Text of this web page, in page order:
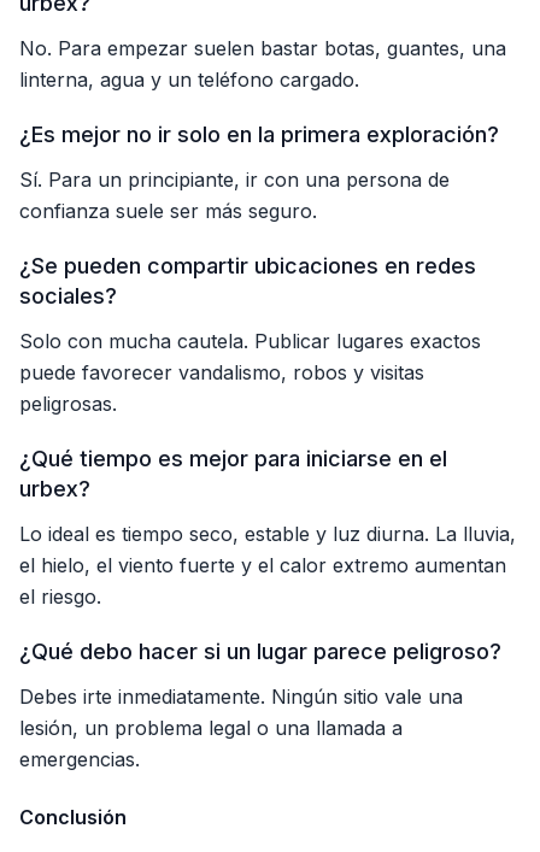
No. Para empezar suelen bastar botas, guantes, una
linterna, agua y un teléfono cargado.
¿Es mejor no ir solo en la primera exploración?
Sí. Para un principiante, ir con una persona de
confianza suele ser más seguro.
¿Se pueden compartir ubicaciones en redes
sociales?
Solo con mucha cautela. Publicar lugares exactos
puede favorecer vandalismo, robos y visitas
peligrosas.
¿Qué tiempo es mejor para iniciarse en el
urbex?
Lo ideal es tiempo seco, estable y luz diurna. La lluvia,
el hielo, el viento fuerte y el calor extremo aumentan
el riesgo.
¿Qué debo hacer si un lugar parece peligroso?
Debes irte inmediatamente. Ningún sitio vale una
lesión, un problema legal o una llamada a
emergencias.
Conclusión